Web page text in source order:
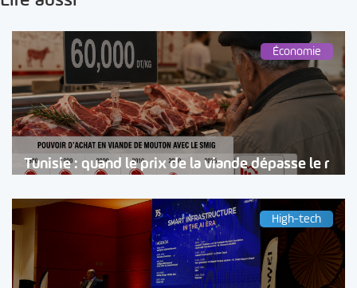
Économie
Tunisie : quand le prix de la viande dépasse le r
High-tech